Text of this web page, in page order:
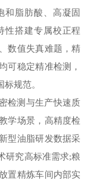
和脂肪酸、高凝固
性搭建专属校正程
数值失真难题，精
可稳定精准检测，
规范。
检测与生产快速质
学场景，高精度检
型油脂研发数据采
研究高标准需求;粮
置精炼车间内部实